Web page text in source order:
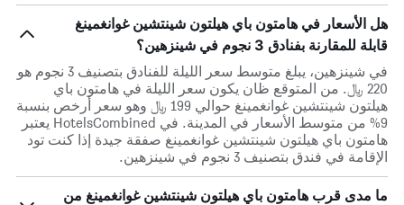
هل الأسعار في هامتون باي هيلتون شينتشين غوانغمينغ
قابلة للمقارنة بفنادق 3 نجوم في شينزهين؟
في شينزهين، يبلغ متوسط ​​سعر الليلة للفنادق بتصنيف 3 نجوم هو
220 ﷼. من المتوقع ظان يكون سعر الليلة في هامتون باي
هيلتون شينتشين غوانغمينغ حوالي 199 ﷼ وهو سعر أرخص بنسبة
9% من متوسط الأسعار في المدينة. في HotelsCombined يعتبر
هامتون باي هيلتون شينتشين غوانغمينغ صفقة جيدة إذا كنت تود
الإقامة في فندق بتصنيف 3 نجوم في شينزهين.
ما مدى قرب هامتون باي هيلتون شينتشين غوانغمينغ من